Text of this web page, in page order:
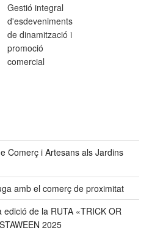
Gestió integral
d'esdeveniments
de dinamització i
promoció
comercial
Comerç i Artesans als Jardins
amb el comerç de proximitat
edició de la RUTA «TRICK OR
2025